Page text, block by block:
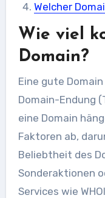
Welcher
Wie viel
Domain?
Eine gute
Domain-Endung
eine Domain
Faktoren ab,
Beliebtheit des
Sonderaktionen
Services wie